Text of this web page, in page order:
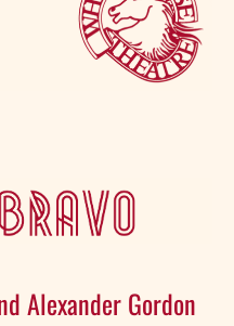
Alexander Gordon